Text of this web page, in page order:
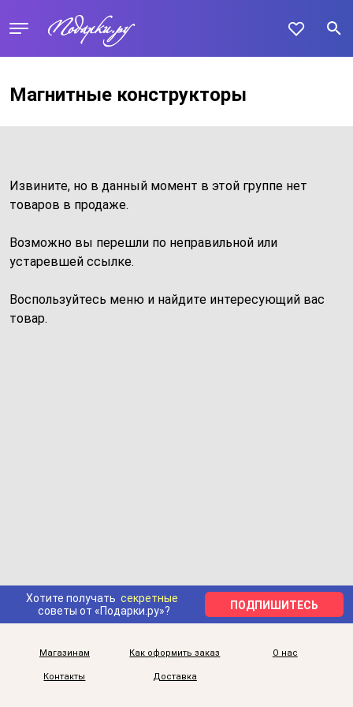
Магнитные конструкторы
Извините, но в данный момент в этой группе нет
товаров в продаже.
Возможно вы перешли по неправильной или
устаревшей ссылке.
Воспользуйтесь меню и найдите интересующий вас
товар.
Хотите получать секретные
советы от «Подарки.ру»?
ПОДПИШИТЕСЬ
Магазинам Как оформить заказ О нас
Контакты Доставка